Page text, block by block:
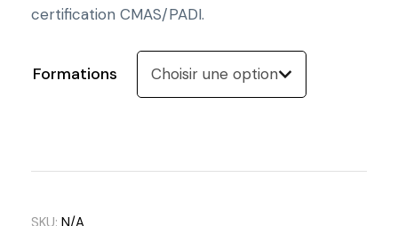
r
i
certification CMAS/PADI.
Formations
SKU: N/A